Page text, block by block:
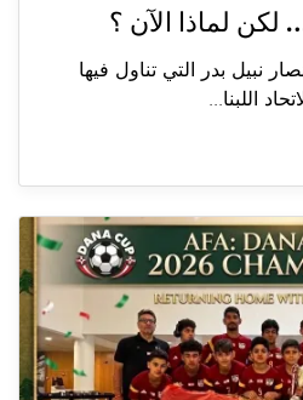
لكن لماذا الآن ؟
نبيل بدر التي تناول فيها
اللبنا...